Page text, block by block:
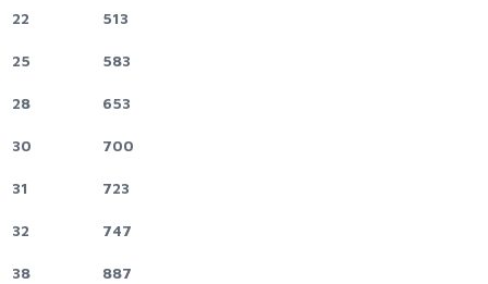
22 513
25 583
28 653
30 700
31 723
32 747
38 887